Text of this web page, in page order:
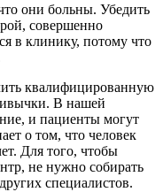
они больны. Убедить
совершенно
в клинику, потому что
квалифицированную
В нашей
и пациенты могут
о том, что человек
Для того, чтобы
не нужно собирать
специалистов.